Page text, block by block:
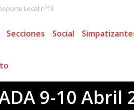
Local nº13
Secciones Social
9-10 Abril